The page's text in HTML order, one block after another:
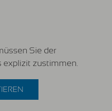
Sie der
explizit zustimmen.